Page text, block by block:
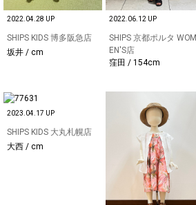
2022.04.28 UP
SHIPS KIDS 博多阪急店
坂井 / cm
2022.06.12 UP
SHIPS 京都ポルタ WOM
EN'S店
窪田 / 154cm
2023.04.17 UP
SHIPS KIDS 大丸札幌店
大西 / cm